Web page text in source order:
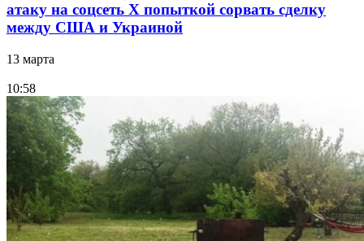
атаку на соцсеть Х попыткой сорвать сделку
между США и Украиной
13 марта
10:58